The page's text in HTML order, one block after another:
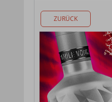
ZURÜCK